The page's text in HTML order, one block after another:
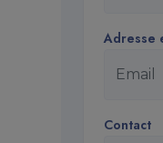
Adresse
Contact